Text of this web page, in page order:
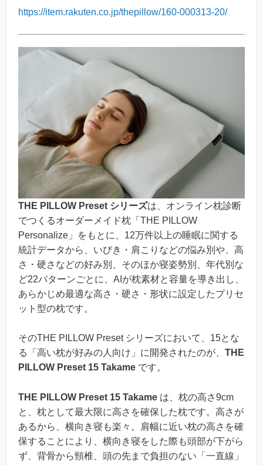
https://item.rakuten.co.jp/thepillow/160-000313-20/
THE PILLOW Preset シリーズは、オンライン枕診断
でつくるオーダーメイド枕「THE PILLOW
Personalize」をもとに、12万件以上の睡眠に関する
統計データから、いびき・肩こりなどの悩み別や、高
さ・硬さなどの好み別、そのほか寝姿勢別、年代別な
ど22パターンごとに、AIが枕素材と容量を導き出し、
あらかじめ最適な高さ・硬さ・形状に設定したプリセ
ット型の枕です。
そのTHE PILLOW Preset シリーズにおいて、15とな
る「高い枕が好みの人向け」に開発されたのが、 THE
PILLOW Preset 15 Takame です。
THE PILLOW Preset 15 Takame は、枕の高さ9cm
と、枕として最大限に高さを確保した枕です。高さが
あるから、横向き寝も楽々。肩幅に近い枕の高さを確
保することにより、横向き寝をした際も頭部が下がら
ず、背骨から頸椎、頭の先まで負担のない「一直線」